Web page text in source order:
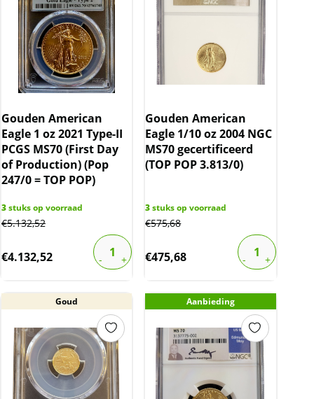
Gouden American
Eagle 1 oz 2021 Type-II
PCGS MS70 (First Day
of Production) (Pop
247/0 = TOP POP)
3stuks op voorraad
€5.132,52
€4.132,52
Gouden American
Eagle 1/10 oz 2004 NGC
MS70 gecertificeerd
(TOP POP 3.813/0)
3stuks op voorraad
€575,68
€475,68
Goud Aanbieding